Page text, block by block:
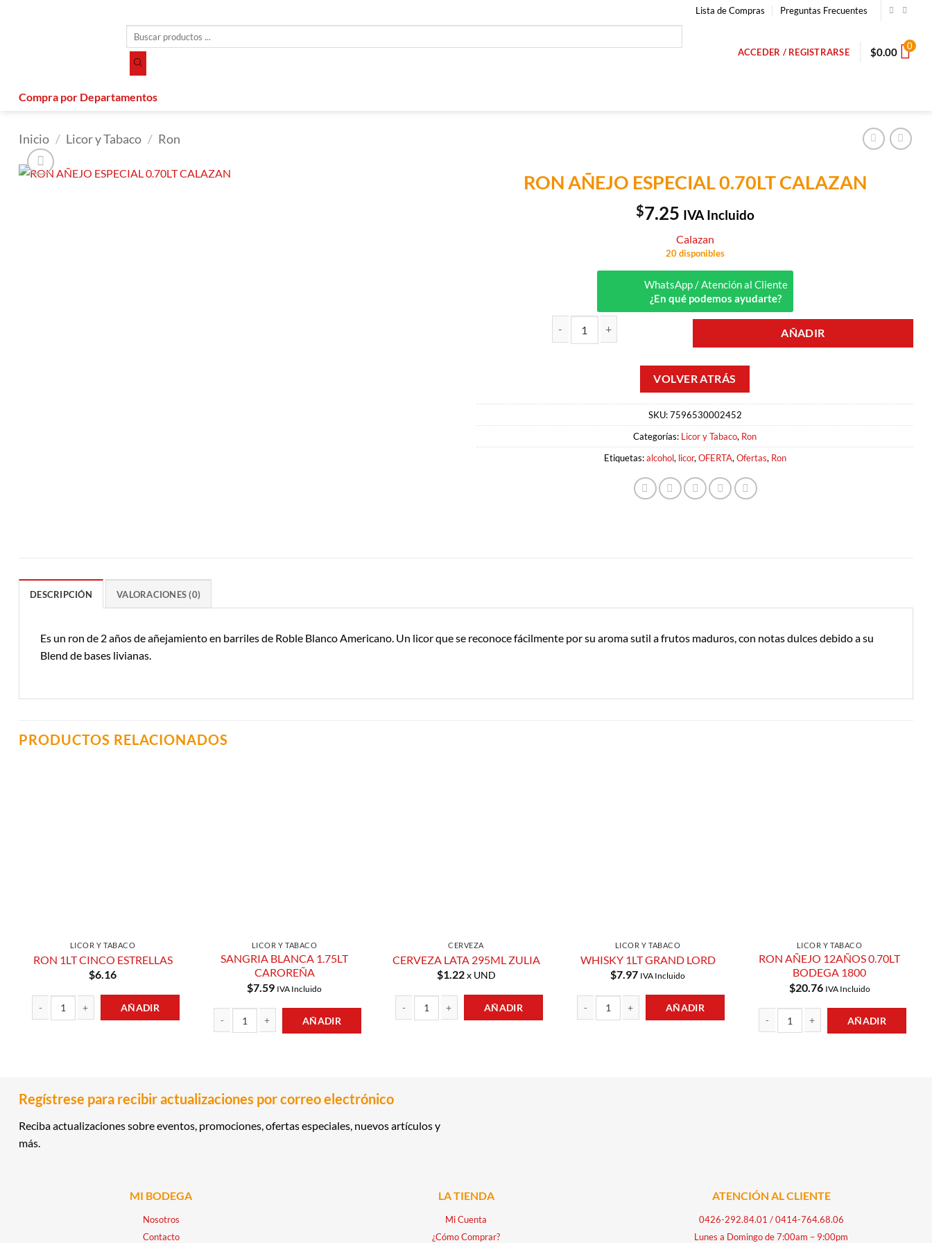
Lista de Compras Preguntas Frecuentes
productos
ACCEDER / REGISTRARSE $0.00 0
Compra por Departamentos
Inicio / Licor y Tabaco / Ron
RON AÑEJO ESPECIAL 0.70LT CALAZAN
$7.25 IVA Incluido
Calazan
20 disponibles
WhatsApp / Atención al Cliente
¿En qué podemos ayudarte?
RON AÑEJO ESPECIAL 0.70LT CALAZAN cantidad
AÑADIR
SKU:7596530002452
Categorías: Licor y Tabaco, Ron
Etiquetas:alcohol, licor, OFERTA, Ofertas, Ron
DESCRIPCIÓN VALORACIONES (0)
Es un ron de 2 años de añejamiento en barriles de Roble Blanco Americano. Un licor que se reconoce fácilmente por su aroma sutil a frutos maduros, con notas dulces debido a su
Blend de bases livianas.
PRODUCTOS RELACIONADOS
LICOR Y TABACO
RON 1LT CINCO ESTRELLAS
$6.16
AÑADIR
LICOR Y TABACO
SANGRIA BLANCA 1.75LT
CAROREÑA
$7.59 IVA Incluido
AÑADIR
CERVEZA
CERVEZA LATA 295ML ZULIA
$1.22x UND
AÑADIR
LICOR Y TABACO
WHISKY 1LT GRAND LORD
$7.97 IVA Incluido
AÑADIR
LICOR Y TABACO
RON AÑEJO 12AÑOS 0.70LT
BODEGA 1800
$20.76 IVA Incluido
AÑADIR
Regístrese para recibir actualizaciones por correo electrónico
Reciba actualizaciones sobre eventos, promociones, ofertas especiales, nuevos artículos y
más.
MI BODEGA
Nosotros
Contacto
LA TIENDA
Mi Cuenta
¿Cómo Comprar?
ATENCIÓN AL CLIENTE
0426-292.84.01 /0414-764.68.06
Lunes a Domingo de 7:00am – 9:00pm